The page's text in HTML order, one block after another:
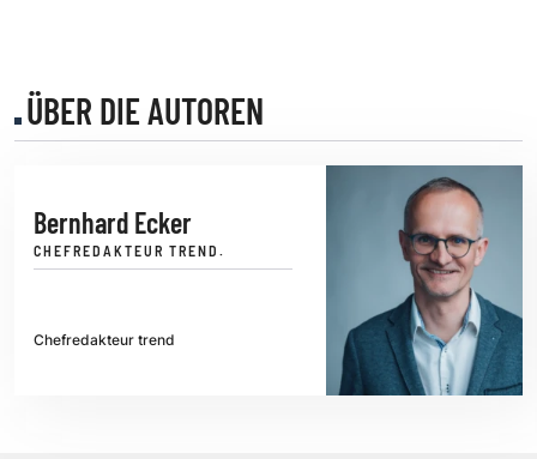
ÜBER DIE AUTOREN
Bernhard Ecker
CHEFREDAKTEUR TREND.
Chefredakteur trend